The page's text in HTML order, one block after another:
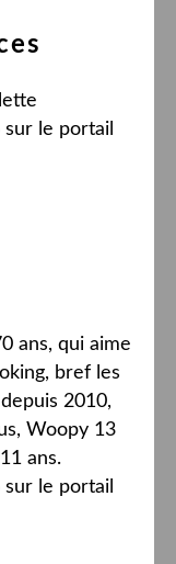
sur le portail
ans, qui aime
bref les
2010,
Woopy 13
ans.
sur le portail